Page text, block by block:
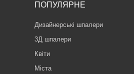
ПОПУЛЯРНЕ
Дизайнерські шпалери
3Д шпалери
Квіти
Міста